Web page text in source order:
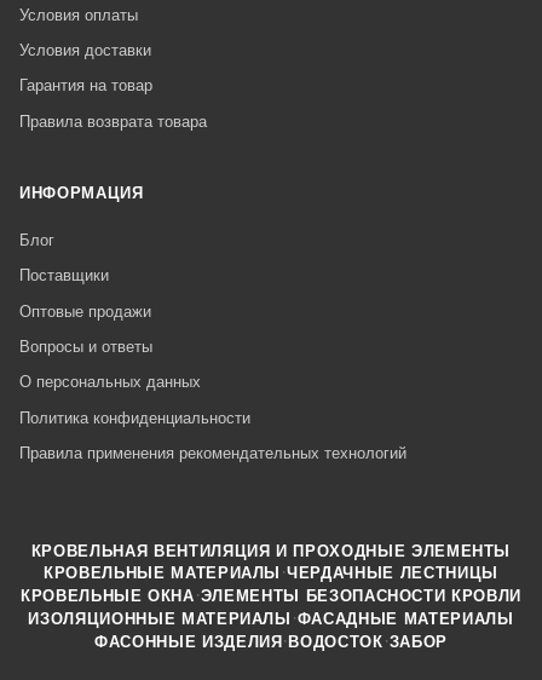
Условия оплаты
Условия доставки
Гарантия на товар
Правила возврата товара
ИНФОРМАЦИЯ
Блог
Поставщики
Оптовые продажи
Вопросы и ответы
О персональных данных
Политика конфиденциальности
Правила применения рекомендательных технологий
КРОВЕЛЬНАЯ ВЕНТИЛЯЦИЯ И ПРОХОДНЫЕ ЭЛЕМЕНТЫ
КРОВЕЛЬНЫЕ МАТЕРИАЛЫ ·ЧЕРДАЧНЫЕ ЛЕСТНИЦЫ
КРОВЕЛЬНЫЕ ОКНА ·ЭЛЕМЕНТЫ БЕЗОПАСНОСТИ КРОВЛИ
ИЗОЛЯЦИОННЫЕ МАТЕРИАЛЫ ·ФАСАДНЫЕ МАТЕРИАЛЫ
ФАСОННЫЕ ИЗДЕЛИЯ ·ВОДОСТОК ·ЗАБОР